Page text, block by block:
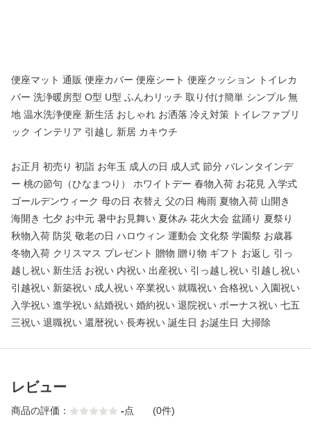
便座マット 通販 便座カバー 便座シート 便座クッション トイレカ
バー 洗浄暖房型 O型 U型 ふんわリッチ 取り付け簡単 シンプル 無
地 温水洗浄便座 新生活 おしゃれ お洒落 冷え対策 トイレファブリ
ック インテリア 引越し 新居 カキウチ
お正月 初売り 初詣 お年玉 成人の日 成人式 節分 バレンタインデ
ー 桃の節句（ひなまつり） ホワイトデー 春物入荷 お花見 入学式
ゴールデンウィーク 母の日 衣替え 父の日 梅雨 夏物入荷 山開き
海開き 七夕 お中元 暑中お見舞い 夏休み 花火大会 盆踊り 夏祭り
秋物入荷 防災 敬老の日 ハロウィン 運動会 文化祭 学園祭 お歳暮
冬物入荷 クリスマス プレゼント 贈物 贈り物 ギフト お返し 引っ
越し祝い 新生活 お祝い 内祝い 出産祝い 引っ越し祝い 引越し祝い
引越祝い 新築祝い 成人祝い 卒業祝い 就職祝い 合格祝い 入園祝い
入学祝い 進学祝い 結婚祝い 婚約祝い 退院祝い ボーナス祝い 七五
三祝い 退職祝い 還暦祝い 長寿祝い 誕生日 お誕生日 大掃除
レビュー
商品の評価： -点 (0件)